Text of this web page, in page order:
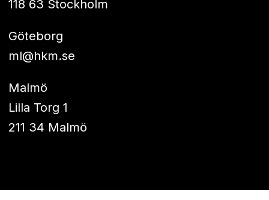
118 63 Stockholm
Göteborg
ml@hkm.se
Malmö
Lilla Torg 1
211 34 Malmö